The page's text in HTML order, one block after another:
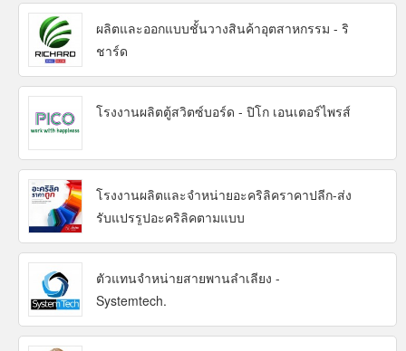
ผลิตและออกแบบชั้นวางสินค้าอุตสาหกรรม - ริ
ชาร์ด
โรงงานผลิตตู้สวิตซ์บอร์ด - ปิโก เอนเตอร์ไพรส์
โรงงานผลิตและจำหน่ายอะคริลิคราคาปลีก-ส่ง
รับแปรรูปอะคริลิคตามแบบ
ตัวแทนจำหน่ายสายพานลำเลียง -
Systemtech.